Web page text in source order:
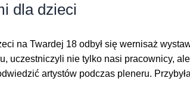
dla dzieci
na Twardej 18 odbył się wernisaż
uczestniczyli nie tylko nasi pracownicy,
artystów podczas pleneru.